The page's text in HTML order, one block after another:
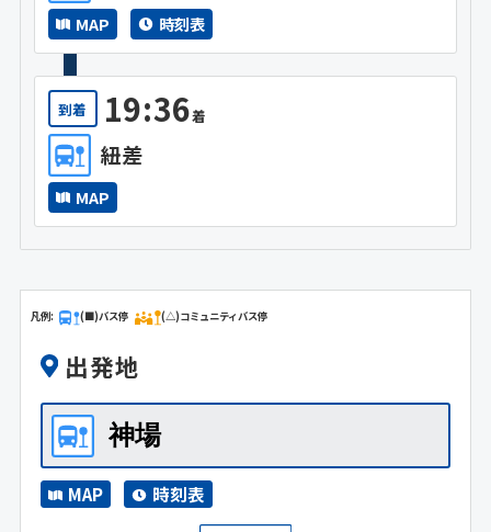
MAP 時刻表
到着 19:36着
紐差
MAP
凡例: (■)バス停 (△)コミュニティバス停
出発地
MAP 時刻表